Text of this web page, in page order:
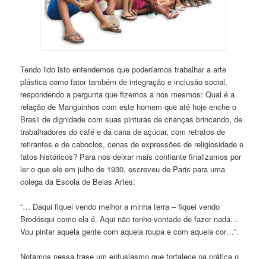
Tendo lido isto entendemos que poderíamos trabalhar a arte
plástica como fator também de integração e inclusão social,
respondendo a pergunta que fizemos a nós mesmos: Qual é a
relação de Manguinhos com este homem que até hoje enche o
Brasil de dignidade com suas pinturas de crianças brincando, de
trabalhadores do café e da cana de açúcar, com retratos de
retirantes e de caboclos, cenas de expressões de religiosidade e
fatos históricos? Para nos deixar mais confiante finalizamos por
ler o que ele em julho de 1930, escreveu de Paris para uma
colega da Escola de Belas Artes:
“… Daqui fiquei vendo melhor a minha terra – fiquei vendo
Brodósqui como ela é. Aqui não tenho vontade de fazer nada…
Vou pintar aquela gente com aquela roupa e com aquela cor…”.
Notamos nessa frase um entusiasmo que fortalece na prática o